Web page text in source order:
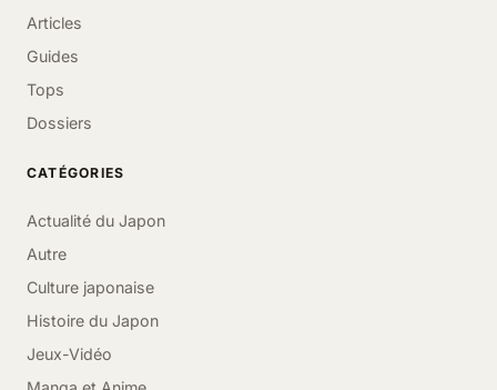
Articles
Guides
Tops
Dossiers
CATÉGORIES
Actualité du Japon
Autre
Culture japonaise
Histoire du Japon
Jeux-Vidéo